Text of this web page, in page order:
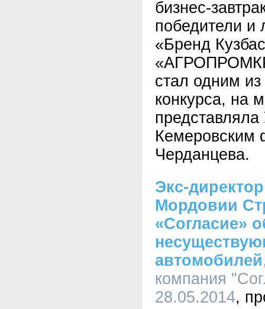
бизнес-
победители и
«Бренд
стал одним
конкурса, на
Кемеровским
Черданцева.
Экс-
Мордовии
«Согласие»
автомобилей
компания
28.05.2014